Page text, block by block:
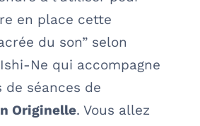
en place cette
du son” selon
Ne qui accompagne
de séances de
Originelle. Vous allez